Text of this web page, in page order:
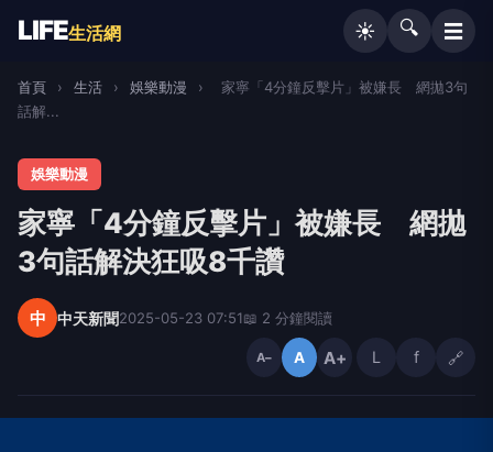
LIFE生活網 ☀️ 🔍 ☰
首頁 › 生活 › 娛樂動漫 ›
家寧「4分鐘反擊片」被嫌長 網拋3句
話解...
娛樂動漫
家寧「4分鐘反擊片」被嫌長 網拋
3句話解決狂吸8千讚
中 中天新聞2025-05-23 07:51📖 2 分鐘閱讀
A− A A+ L f 🔗